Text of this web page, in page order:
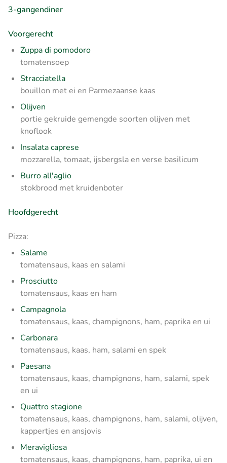
3-gangendiner
Voorgerecht
Zuppa di pomodoro
tomatensoep
Stracciatella
bouillon met ei en Parmezaanse kaas
Olijven
portie gekruide gemengde soorten olijven met
knoflook
Insalata caprese
mozzarella, tomaat, ijsbergsla en verse basilicum
Burro all'aglio
stokbrood met kruidenboter
Hoofdgerecht
Pizza:
Salame
tomatensaus, kaas en salami
Prosciutto
tomatensaus, kaas en ham
Campagnola
tomatensaus, kaas, champignons, ham, paprika en ui
Carbonara
tomatensaus, kaas, ham, salami en spek
Paesana
tomatensaus, kaas, champignons, ham, salami, spek
en ui
Quattro stagione
tomatensaus, kaas, champignons, ham, salami, olijven,
kappertjes en ansjovis
Meravigliosa
tomatensaus, kaas, champignons, ham, paprika, ui en